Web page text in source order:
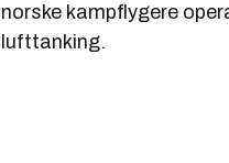
norske kampflygere
lufttanking.